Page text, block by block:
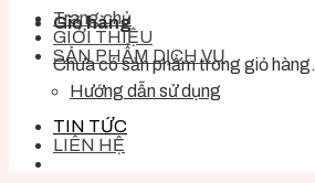
Giỏ hàng
Chưa có sản phẩm trong giỏ hàng.
Trang chủ
GIỚI THIỆU
SẢN PHẨM DỊCH VỤ
Hướng dẫn sử dụng
TIN TỨC
LIÊN HỆ